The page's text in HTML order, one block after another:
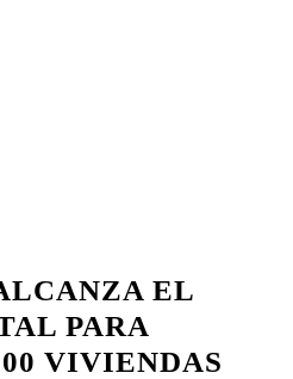
EL
PARA
VIVIENDAS